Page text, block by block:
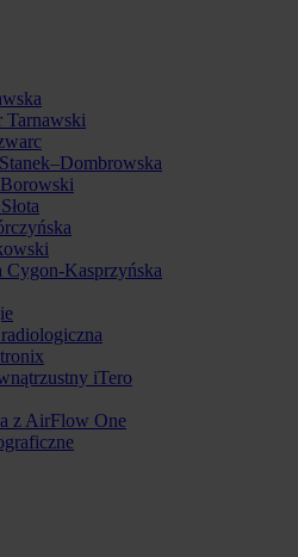
Tarnawski
Cygon-Kasprzyńska
iTero
z AirFlow One